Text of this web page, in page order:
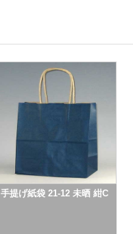
手提げ紙袋 21-12 未晒 紺C